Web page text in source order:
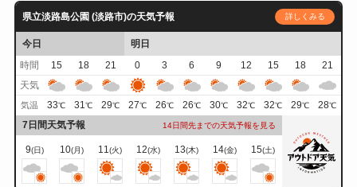
県立淡路島公園 (淡路市)の天気予報 詳しくみる
今日
明日
時間
15 18 21 0 3 6 9 12 15 18
21
天気
気温 33℃ 31℃ 29℃ 27℃ 26℃ 26℃ 30℃ 32℃ 32℃ 29℃ 28℃
7日間天気予報 14日間先までの天気予報を見る
9(日) 10(月) 11(火) 12(水) 13(木) 14(金) 15(土)